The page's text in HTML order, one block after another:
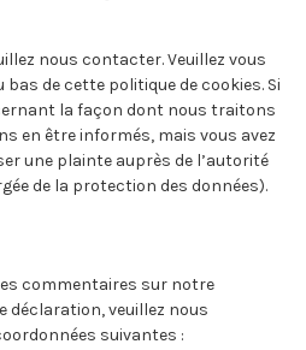
nous contacter. Veuillez vous
de cette politique de cookies. Si
la façon dont nous traitons
en être informés, mais vous avez
une plainte auprès de l’autorité
de la protection des données).
commentaires sur notre
déclaration, veuillez nous
suivantes :